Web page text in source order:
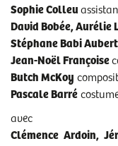
Sophie Colleu
David Bobée, Aurélie
Stéphane Babi Aubert
Jean-Noël Françoise
Butch McKoy
Pascale Barré
avec
Clémence Ardoin,